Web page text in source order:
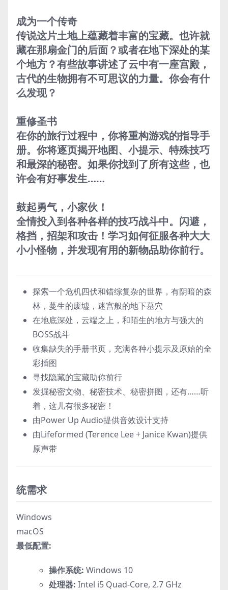
成为一个传奇
传说这片土地上蕴藏着丰富的宝藏。也许就
藏在那扇金门的后面？或者在地下深处的某
个地方？有些故事讲述了云中有一座宫殿，
古代的生物拥有不可思议的力量。你会有什
么发现？
重修圣书
在你的旅行过程中，你将重构游戏的指导手
册。你将逐页揭开地图、小提示、特殊技巧
和最深的秘密。如果你找到了所有这些，也
许会有好事发生……
鼓起勇气，小家伙！
全情投入到各种各样的技巧战斗中。闪避，
格挡，招架和攻击！学习如何征服各种大大
小小怪物，并发现有用的新物品助你前行。
探索一个危机四伏和错综复杂的世界，有阴暗的森
林，蔓生的废墟，迷宫般的地下墓穴
在地底深处，云端之上，和陌生的地方与强大的
BOSS战斗
收集缺失的手册书页，充满各种小提示及原始的全
彩插图
寻找隐藏的宝藏助你前行
发掘秘密文物、秘密技术、秘密拼图，还有……听
着，这儿有很多秘密！
由Power Up Audio提供音效设计支持
由Lifeformed (Terence Lee + Janice Kwan)提供
原声带
统需求
Windows
macOS
最低配置:
操作系统: Windows 10
处理器: Intel i5 Quad-Core, 2.7 GHz